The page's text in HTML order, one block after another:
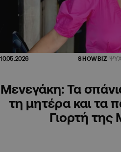
10.05.2026 SHOWBIZ
Μενεγάκη: Τα
τη μητέρα και τα
Γιορτή της